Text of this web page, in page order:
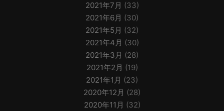
2021年7月 (33)
2021年6月 (30)
2021年5月 (32)
2021年4月 (30)
2021年3月 (28)
2021年2月 (19)
2021年1月 (23)
2020年12月 (28)
2020年11月 (32)